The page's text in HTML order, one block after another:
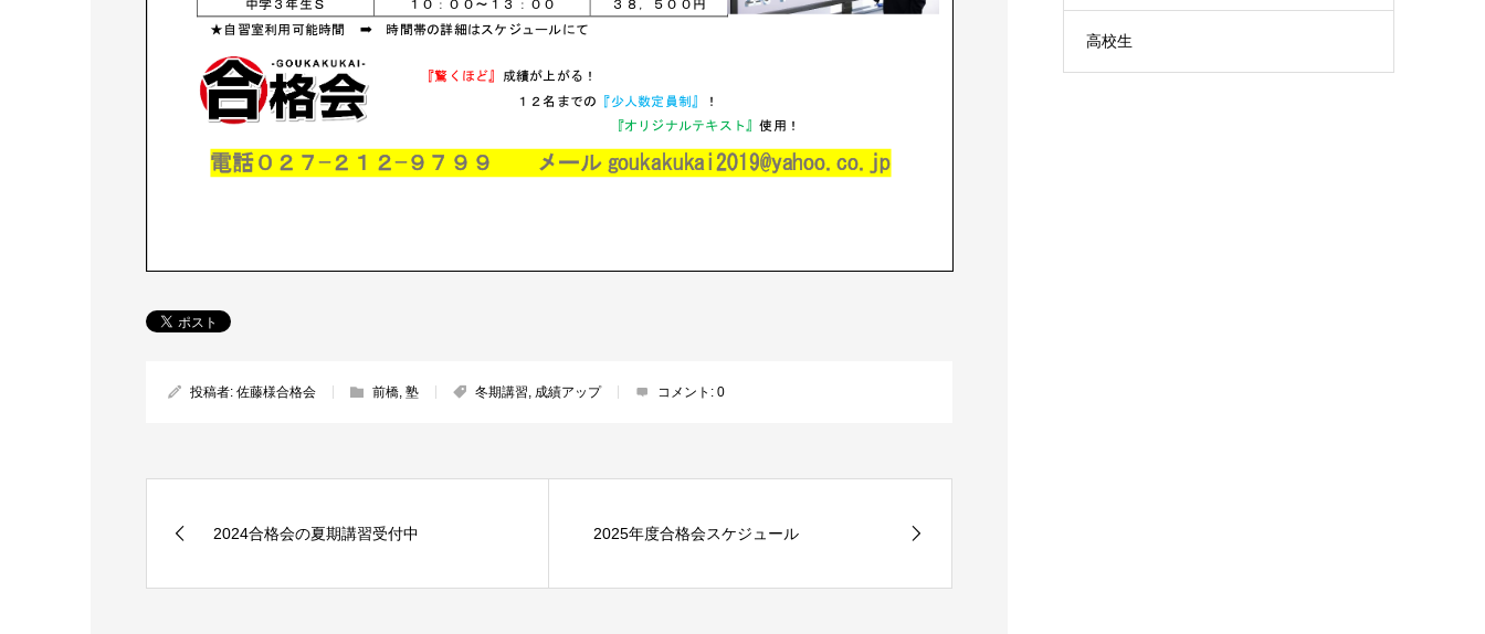
投稿者: 佐藤様合格会 前橋, 塾 冬期講習, 成績アップ コメント: 0
2024合格会の夏期講習受付中 2025年度合格会スケジュール
高校生